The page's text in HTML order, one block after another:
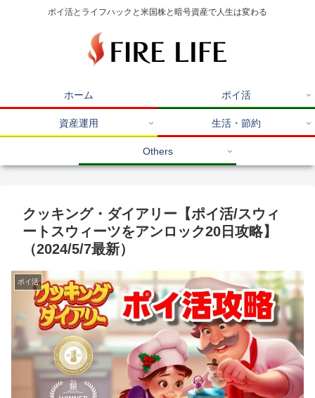
ポイ活とライフハックと米国株と暗号資産で人生は変わる
ホーム ポイ活
資産運用 生活・節約
Others
クッキング・ダイアリー【ポイ活/スウィ
ートスウィーツをアンロック20日攻略】
（2024/5/7最新）
ポイ活